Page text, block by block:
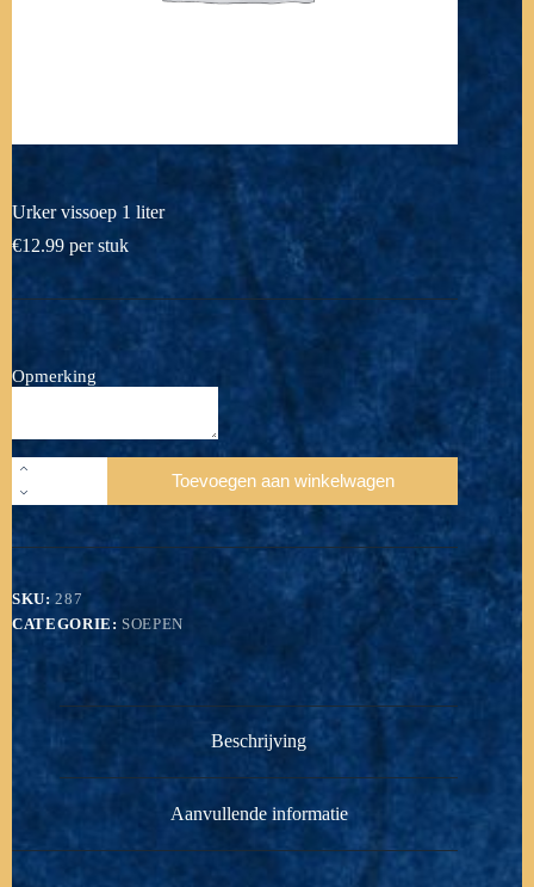
Urker vissoep 1 liter
€12.99 per stuk
Opmerking
Urker
1
aantal
Toevoegen aan winkelwagen
SKU:287
CATEGORIE: SOEPEN
Beschrijving
Aanvullende informatie